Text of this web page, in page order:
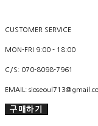
CUSTOMER SERVICE
MON-FRI 9:00 - 18:00
C/S: 070-8098-7961
EMAIL:
구매하기